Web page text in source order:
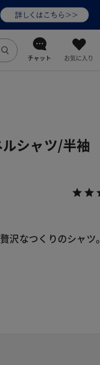
チャット お気に入り
シャツ/半袖
沢なつくりのシャツ。